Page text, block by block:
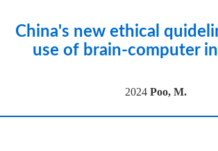
China's new ethical
use of brain-computer
2024 Poo, M.